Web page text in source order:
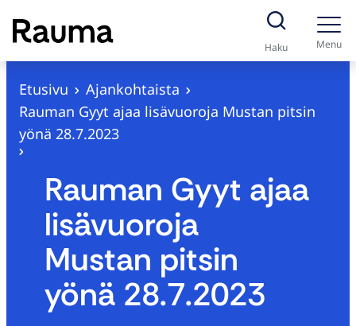
S
i
Haku Menu
Etusivu
Ajankohtaista
Rauman Gyyt ajaa lisävuoroja Mustan pitsin
yönä 28.7.2023
Rauman Gyyt ajaa
lisävuoroja
Mustan pitsin
yönä 28.7.2023